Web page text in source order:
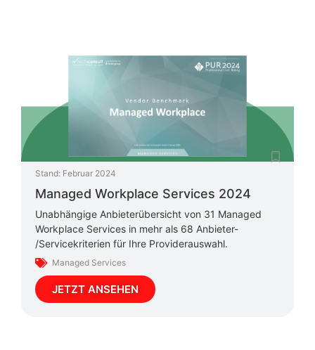
Stand: Februar 2024
Managed Workplace Services 2024
Unabhängige Anbieterübersicht von 31 Managed
Workplace Services in mehr als 68 Anbieter-
/Servicekriterien für Ihre Providerauswahl.
Managed Services
JETZT ANSEHEN